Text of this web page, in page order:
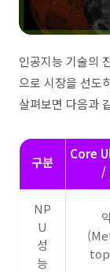
인공지능 기술의
으로 시장을 선도
살펴보면 다음과
구분
Core
/
NP
U
성
능